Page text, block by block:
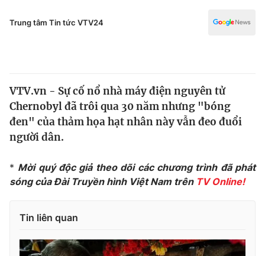
Thế giới
Tin tức
Câu chuyện quốc tế
Kinh tế
Tài chính
Góc doanh nghiệp
Dữ liệu và đời sống
Truyền hình
Phim VTV
Giải trí
Trung tâm Tin tức VTV24
VTV.vn - Sự cố nổ nhà máy điện nguyên tử
Chernobyl đã trôi qua 30 năm nhưng "bóng
đen" của thảm họa hạt nhân này vẫn đeo đuổi
người dân.
* Mời quý độc giả theo dõi các chương trình đã phát
sóng của Đài Truyền hình Việt Nam trên TV Online!
Tin liên quan